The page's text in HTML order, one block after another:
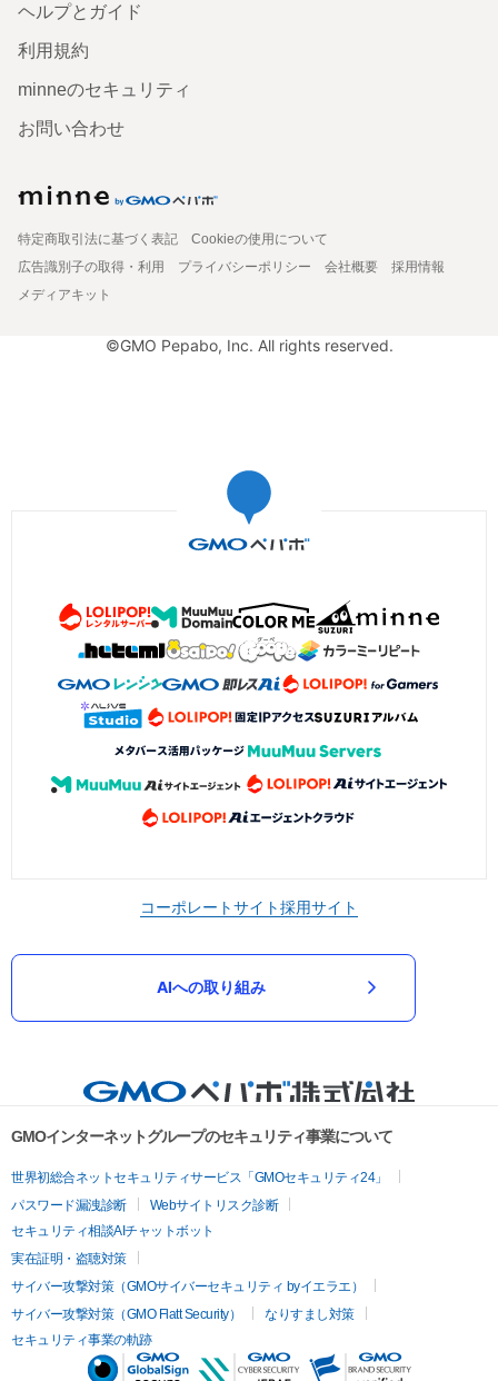
ヘルプとガイド
利用規約
minneのセキュリティ
お問い合わせ
特定商取引法に基づく表記
Cookieの使用について
広告識別子の取得・利用
プライバシーポリシー 会社概要
採用情報
メディアキット
©GMO Pepabo, Inc. All rights reserved.
コーポレートサイト採用サイト
AIへの取り組み
GMOインターネットグループのセキュリティ事業について
世界初総合ネットセキュリティサービス「GMOセキュリティ24」
パスワード漏洩診断
Webサイトリスク診断
セキュリティ相談AIチャットボット
実在証明・盗聴対策
サイバー攻撃対策（GMOサイバーセキュリティ byイエラエ）
サイバー攻撃対策（GMO Flatt Security）
なりすまし対策
セキュリティ事業の軌跡